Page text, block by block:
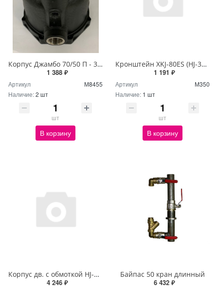
Корпус Джамбо 70/50 П - 3/8"х2+1/4" (КОМФОРТ)
1 388 ₽
Артикул
М8455
Наличие:2 шт
шт
В корзину
Кронштейн XKJ-80ES (HJ-370W) RAL 5012
1 191 ₽
Артикул
М350
Наличие: 1 шт
шт
В корзину
Корпус дв. с обмоткой HJ-750W RAL 5012
4 246 ₽
Байпас 50 кран длинный
6 432 ₽